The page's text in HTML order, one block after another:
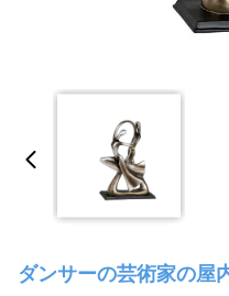
ダンサーの芸術家の屋